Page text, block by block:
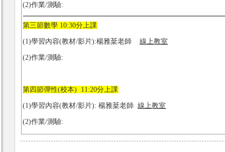
(2)作業/測驗:
第三節數學 10:30分上課
(1)學習內容(教材/影片):楊雅棻老師線上教室
(2)作業/測驗:
第四節彈性(校本) 11:20分上課
(1)學習內容(教材/影片): 楊雅棻老師線上教室
(2)作業/測驗: